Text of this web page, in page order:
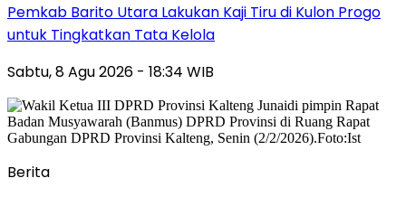
Pemkab Barito Utara Lakukan Kaji Tiru di Kulon Progo
untuk Tingkatkan Tata Kelola
Sabtu, 8 Agu 2026 - 18:34 WIB
Berita